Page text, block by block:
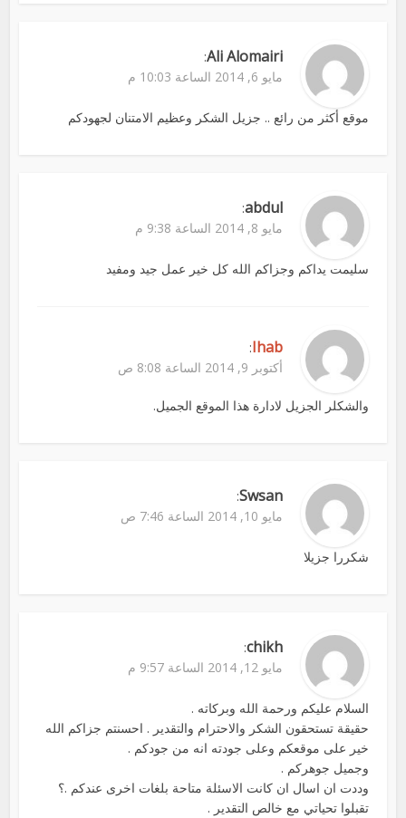
Ali Alomairi
:
مايو 6, 2014 الساعة 10:03 م
موقع أكثر من رائع .. جزيل الشكر وعظيم الامتنان لجهودكم
abdul
:
مايو 8, 2014 الساعة 9:38 م
سليمت يداكم وجزاكم الله كل خير عمل جيد ومفيد
Ihab
:
أكتوبر 9, 2014 الساعة 8:08 ص
والشكلر الجزيل لادارة هذا الموقع الجميل.
Swsan
:
مايو 10, 2014 الساعة 7:46 ص
شكررا جزيلا
chikh
:
مايو 12, 2014 الساعة 9:57 م
السلام عليكم ورحمة الله وبركاته .
حقيقة تستحقون الشكر والاحترام والتقدير . احسنتم جزاكم الله
خير على موقعكم وعلى جودته انه من جودكم .
وجميل جوهركم .
وددت ان اسال ان كانت الاسئلة متاحة بلغات اخرى عندكم .؟
تقبلوا تحياتي مع خالص التقدير .